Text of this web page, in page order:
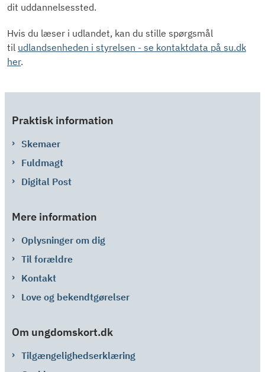
dit uddannelsessted.
Hvis du læser i udlandet, kan du stille spørgsmål
til udlandsenheden i styrelsen - se kontaktdata på su.dk
her.
Praktisk information
Skemaer
Fuldmagt
Digital Post
Mere information
Oplysninger om dig
Til forældre
Kontakt
Love og bekendtgørelser
Om ungdomskort.dk
Tilgængelighedserklæring